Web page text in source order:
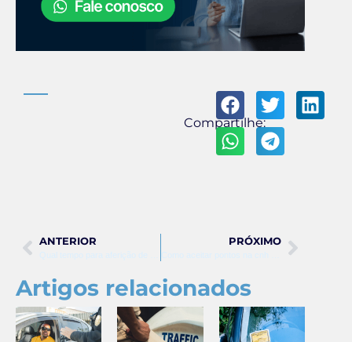
Compartilhe:
ANTERIOR PRÓXIMO
Artigos relacionados